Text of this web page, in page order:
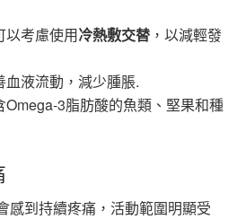
以考慮使用冷熱敷交替 ，以減輕發
血液流動，減少腫脹.
Omega-3脂肪酸的魚類、堅果和種
感到持續疼痛，活動範圍明顯受